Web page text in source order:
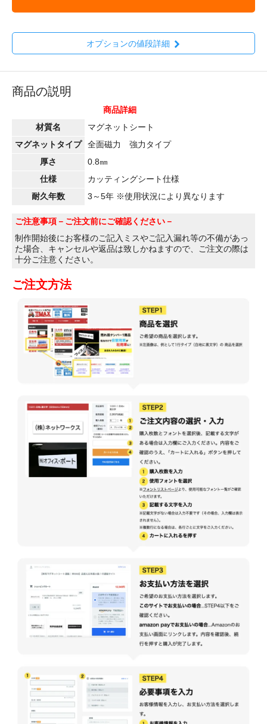
オプションの値段詳細
商品の説明
商品詳細
材質名
マグネットシート
マグネットタイプ
全面磁力 強力タイプ
厚さ
0.8㎜
仕様
カッティングシート仕様
耐久年数
3～5年 ※使用状況により異なります
ご注意事項 －ご注文前にご確認ください－
制作開始後にお客様のご記入ミスやご記入漏れ等の不備があっ
た場合、キャンセルや返品は致しかねますので、ご注文の際は
十分ご注意ください。
ご注文方法